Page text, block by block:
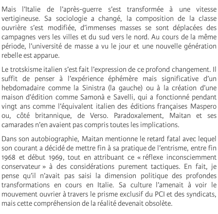
Mais l’Italie de l’après-guerre s’est transformée à une vitesse
vertigineuse. Sa sociologie a changé, la composition de la classe
ouvrière s’est modifiée, d’immenses masses se sont déplacées des
campagnes vers les villes et du sud vers le nord. Au cours de la même
période, l’université de masse a vu le jour et une nouvelle génération
rebelle est apparue.
Le trotskisme italien s’est fait l’expression de ce profond changement. Il
suffit de penser à l’expérience éphémère mais significative d’un
hebdomadaire comme la Sinistra (la gauche) ou à la création d’une
maison d’édition comme Samonà e Savelli, qui a fonctionné pendant
vingt ans comme l’équivalent italien des éditions françaises Maspero
ou, côté britannique, de Verso. Paradoxalement, Maitan et ses
camarades n’en avaient pas compris toutes les implications.
Dans son autobiographie, Maitan mentionne le retard fatal avec lequel
son courant a décidé de mettre fin à sa pratique de l’entrisme, entre fin
1968 et début 1969, tout en attribuant ce « réflexe inconsciemment
conservateur » à des considérations purement tactiques. En fait, je
pense qu’il n’avait pas saisi la dimension politique des profondes
transformations en cours en Italie. Sa culture l’amenait à voir le
mouvement ouvrier à travers le prisme exclusif du PCI et des syndicats,
mais cette compréhension de la réalité devenait obsolète.